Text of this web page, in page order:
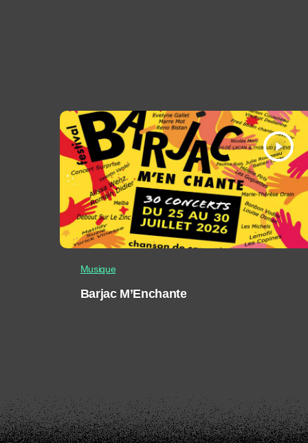
play_arrow
Musique
Barjac M’Enchante